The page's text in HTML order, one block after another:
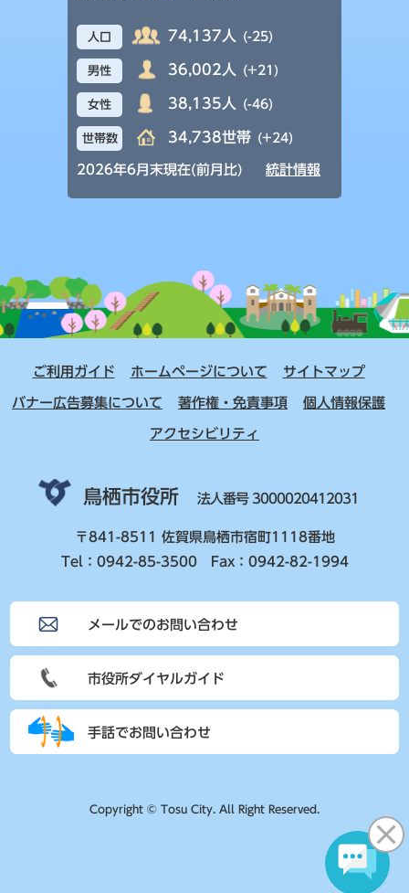
人口 74,137人 (-25)
男性 36,002人 (+21)
女性 38,135人 (-46)
世帯数 34,738世帯 (+24)
2026年6月末現在(前月比) 統計情報
ご利用ガイド ホームページについて サイトマップ
バナー広告募集について 著作権・免責事項 個人情報保護
アクセシビリティ
鳥栖市役所 法人番号 3000020412031
〒841-8511 佐賀県鳥栖市宿町1118番地
Tel：0942-85-3500 Fax：0942-82-1994
メールでのお問い合わせ
市役所ダイヤルガイド
手話でお問い合わせ
Copyright © Tosu City. All Right Reserved.